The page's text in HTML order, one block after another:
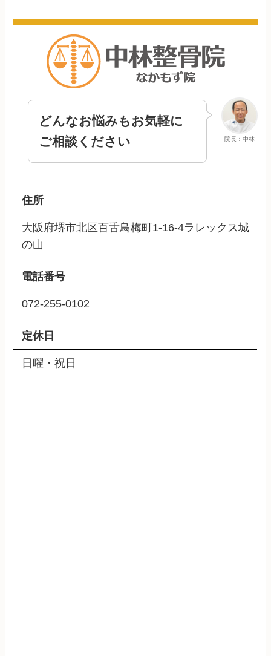
院長：中林
どんなお悩みもお気軽に
ご相談ください
住所
大阪府堺市北区百舌鳥梅町1-16-4ラレックス城
の山
電話番号
072-255-0102
定休日
日曜・祝日